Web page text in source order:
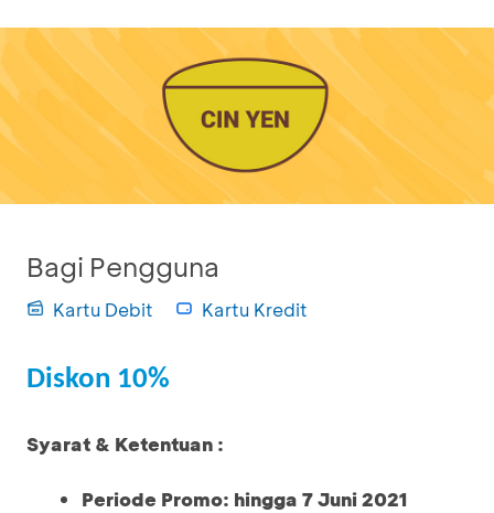
Bagi Pengguna
Kartu Debit Kartu Kredit
Diskon 10%
Syarat & Ketentuan :
Periode Promo: hingga 7 Juni 2021